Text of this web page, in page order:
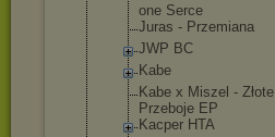
one Serce
Juras - Przemiana
JWP BC
Kabe
Kabe x Miszel - Złote
Przeboje EP
Kacper HTA